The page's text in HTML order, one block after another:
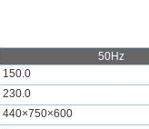
50Hz
150.0
230.0
440×750×600